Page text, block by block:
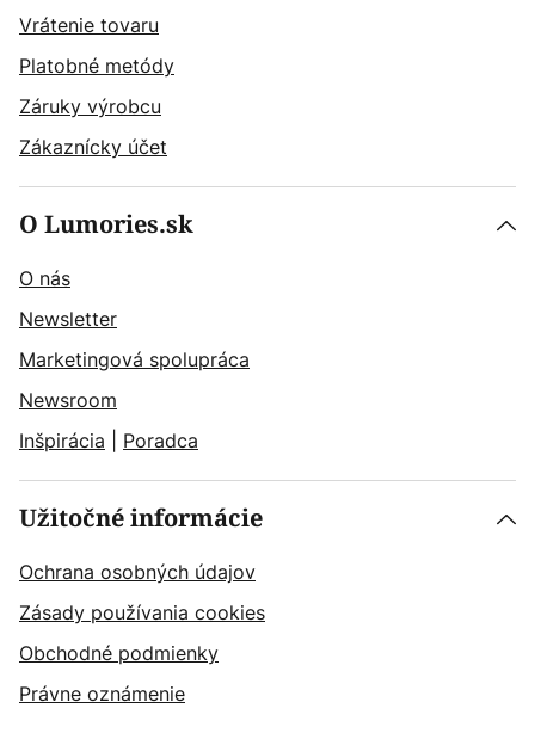
Vrátenie tovaru
Platobné metódy
Záruky výrobcu
Zákaznícky účet
O Lumories.sk
O nás
Newsletter
Marketingová spolupráca
Newsroom
Inšpirácia
Poradca
Užitočné informácie
Ochrana osobných údajov
Zásady používania cookies
Obchodné podmienky
Právne oznámenie